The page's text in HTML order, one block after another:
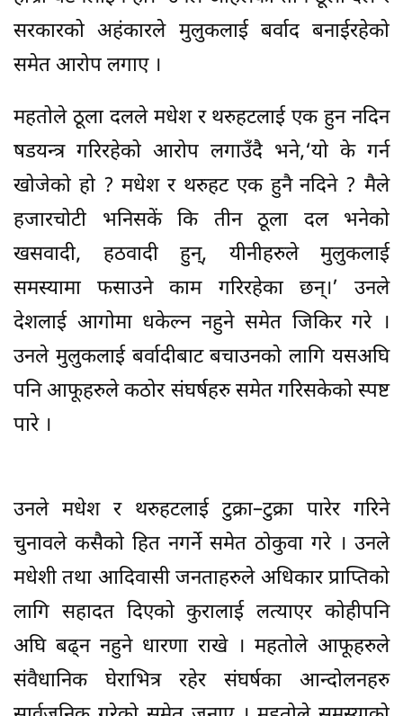
सरकारको अहंकारले मुलुकलाई बर्वाद बनाईरहेको
समेत आरोप लगाए ।
महतोले ठूला दलले मधेश र थरुहटलाई एक हुन नदिन
षडयन्त्र गरिरहेको आरोप लगाउँदै भने,‘यो के गर्न
खोजेको हो ? मधेश र थरुहट एक हुनै नदिने ? मैले
हजारचोटी भनिसकें कि तीन ठूला दल भनेको
खसवादी, हठवादी हुन्, यीनीहरुले मुलुकलाई
समस्यामा फसाउने काम गरिरहेका छन्।’ उनले
देशलाई आगोमा धकेल्न नहुने समेत जिकिर गरे ।
उनले मुलुकलाई बर्वादीबाट बचाउनको लागि यसअघि
पनि आफूहरुले कठोर संघर्षहरु समेत गरिसकेको स्पष्ट
पारे ।
उनले मधेश र थरुहटलाई टुक्रा–टुक्रा पारेर गरिने
चुनावले कसैको हित नगर्ने समेत ठोकुवा गरे । उनले
मधेशी तथा आदिवासी जनताहरुले अधिकार प्राप्तिको
लागि सहादत दिएको कुरालाई लत्याएर कोहीपनि
अघि बढ्न नहुने धारणा राखे । महतोले आफूहरुले
संवैधानिक घेराभित्र रहेर संघर्षका आन्दोलनहरु